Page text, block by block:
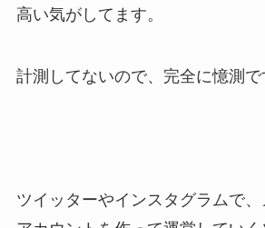
高い気がしてます。
計測してないので、完全に憶測で
ツイッターやインスタグラムで